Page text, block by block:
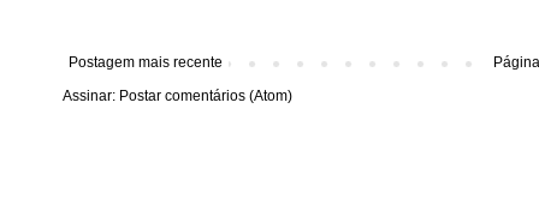
Postagem mais recente
Assinar: Postar comentários (Atom)